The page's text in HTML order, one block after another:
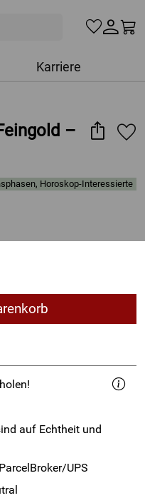
Karriere
–
Horoskop-Interessierte
auf Echtheit und
UPS